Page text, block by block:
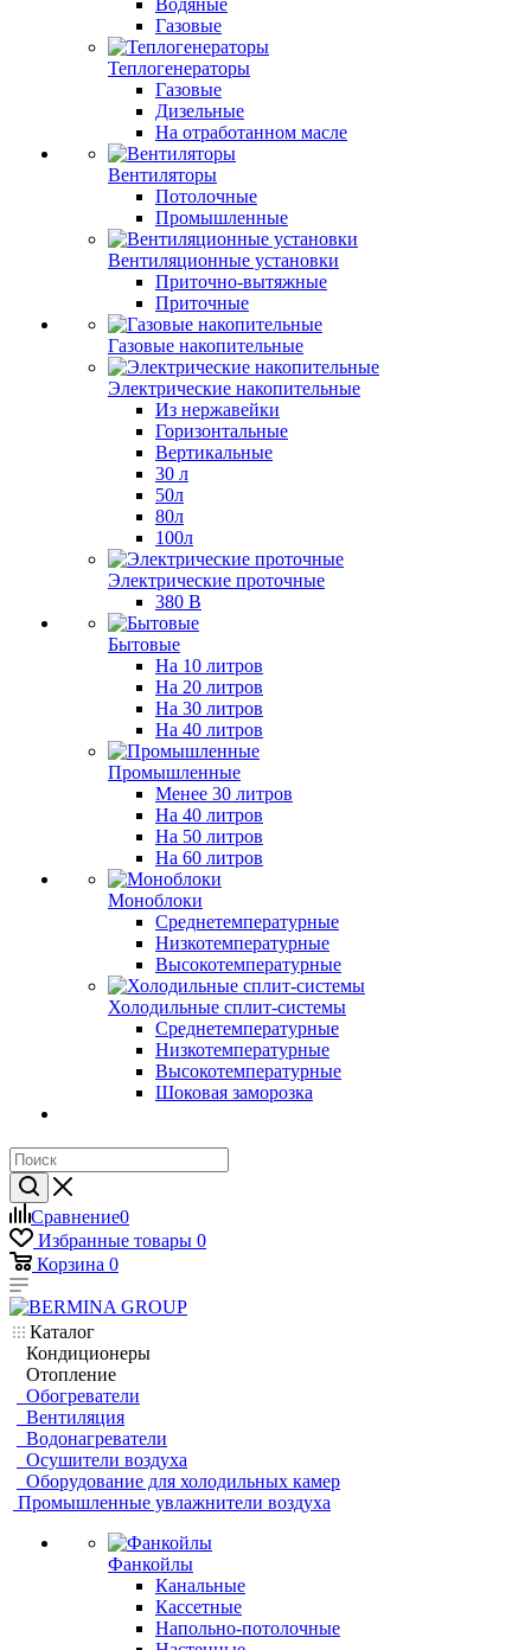
Водяные
Газовые
Теплогенераторы
Газовые
Дизельные
На отработанном масле
Вентиляторы
Потолочные
Промышленные
Вентиляционные установки
Приточно-вытяжные
Приточные
Газовые накопительные
Электрические накопительные
Из нержавейки
Горизонтальные
Вертикальные
30 л
50л
80л
100л
Электрические проточные
380 В
Бытовые
На 10 литров
На 20 литров
На 30 литров
На 40 литров
Промышленные
Менее 30 литров
На 40 литров
На 50 литров
На 60 литров
Моноблоки
Среднетемпературные
Низкотемпературные
Высокотемпературные
Холодильные сплит-системы
Среднетемпературные
Низкотемпературные
Высокотемпературные
Шоковая заморозка
Сравнение0
Избранные товары 0
Корзина 0
Каталог
Кондиционеры
Отопление
Обогреватели
Вентиляция
Водонагреватели
Осушители воздуха
Оборудование для холодильных камер
Промышленные увлажнители воздуха
Фанкойлы
Канальные
Кассетные
Напольно-потолочные